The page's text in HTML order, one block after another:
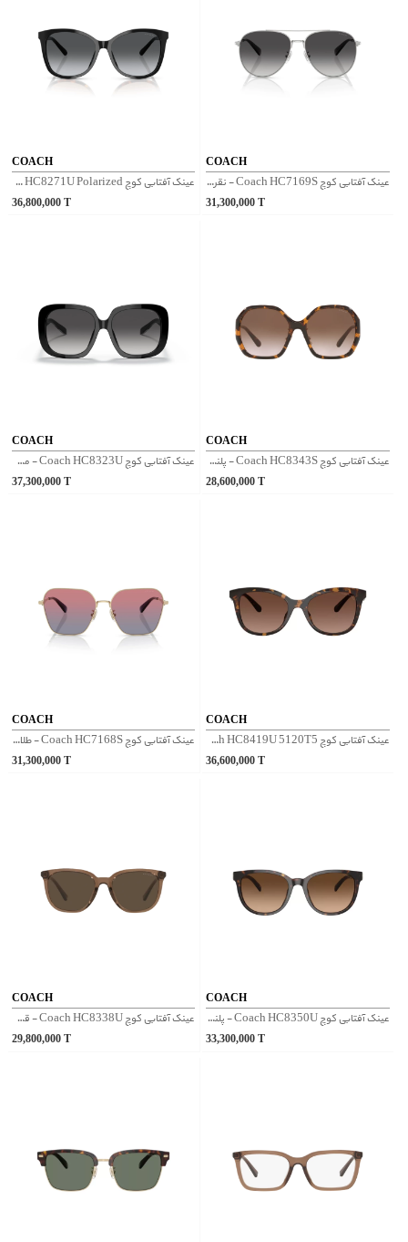
COACH
عینک آفتابی کوچ Coach HC8271U Polarized - مشکی
36,800,000T
COACH
عینک آفتابی کوچ Coach HC7169S - نقره‌ای
31,300,000 T
COACH
عینک آفتابی کوچ Coach HC8323U - مشکی
37,300,000T
COACH
عینک آفتابی کوچ Coach HC8343S - پلنگی
28,600,000 T
COACH
عینک آفتابی کوچ Coach HC7168S - طلایی مشکی
31,300,000T
COACH
عینک آفتابی کوچ Coach HC8419U 5120T5 - پلنگی
36,600,000 T
COACH
عینک آفتابی کوچ Coach HC8338U - قهوه‌ای
29,800,000T
COACH
عینک آفتابی کوچ Coach HC8350U - پلنگی
33,300,000 T